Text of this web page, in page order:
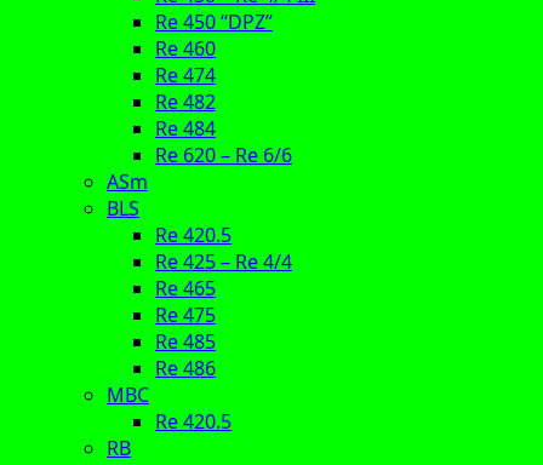
Re 450 “DPZ”
Re 460
Re 474
Re 482
Re 484
Re 620 – Re 6/6
ASm
BLS
Re 420.5
Re 425 – Re 4/4
Re 465
Re 475
Re 485
Re 486
MBC
Re 420.5
RB